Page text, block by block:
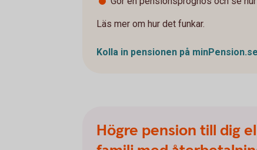
Läs mer om hur det funkar.
Kolla in pensionen på minPension.se
Högre pension till dig